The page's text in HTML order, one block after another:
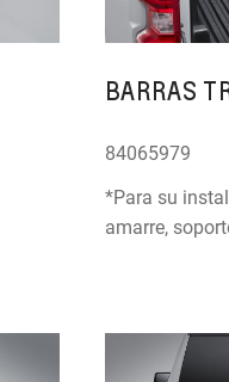
BARRAS
84065979
*Para su
amarre,